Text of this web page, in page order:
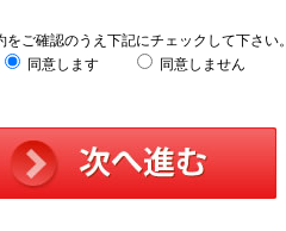
をご確認のうえ下記にチェックして下さい。
同意します
同意しません